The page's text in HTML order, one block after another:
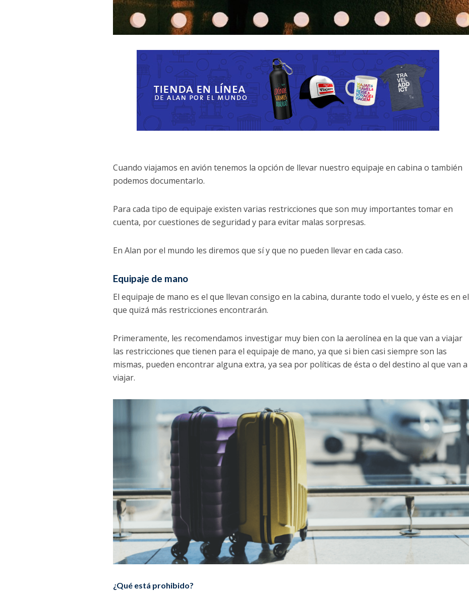
Cuando viajamos en avión tenemos la opción de llevar nuestro equipaje en cabina o también
podemos documentarlo.
Para cada tipo de equipaje existen varias restricciones que son muy importantes tomar en
cuenta, por cuestiones de seguridad y para evitar malas sorpresas.
En Alan por el mundo les diremos que sí y que no pueden llevar en cada caso.
Equipaje de mano
El equipaje de mano es el que llevan consigo en la cabina, durante todo el vuelo, y éste es en el
que quizá más restricciones encontrarán.
Primeramente, les recomendamos investigar muy bien con la aerolínea en la que van a viajar
las restricciones que tienen para el equipaje de mano, ya que si bien casi siempre son las
mismas, pueden encontrar alguna extra, ya sea por políticas de ésta o del destino al que van a
viajar.
¿Qué está prohibido?